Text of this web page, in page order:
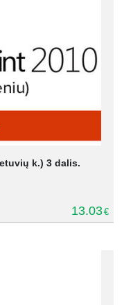
k.) 3 dalis.
13.03€